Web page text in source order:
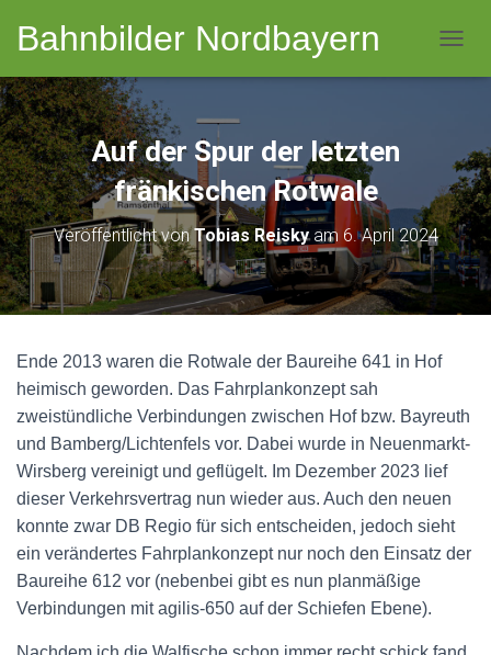
Bahnbilder Nordbayern
Auf der Spur der letzten
fränkischen Rotwale
Veröffentlicht vonTobias Reiskyam 6. April 2024
Ende 2013 waren die Rotwale der Baureihe 641 in Hof
heimisch geworden. Das Fahrplankonzept sah
zweistündliche Verbindungen zwischen Hof bzw. Bayreuth
und Bamberg/Lichtenfels vor. Dabei wurde in Neuenmarkt-
Wirsberg vereinigt und geflügelt. Im Dezember 2023 lief
dieser Verkehrsvertrag nun wieder aus. Auch den neuen
konnte zwar DB Regio für sich entscheiden, jedoch sieht
ein verändertes Fahrplankonzept nur noch den Einsatz der
Baureihe 612 vor (nebenbei gibt es nun planmäßige
Verbindungen mit agilis-650 auf der Schiefen Ebene).